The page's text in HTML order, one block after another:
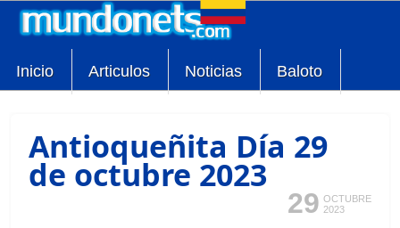
Inicio Articulos Noticias Baloto
Antioqueñita Día 29
de octubre 2023
29 OCTUBRE
2023